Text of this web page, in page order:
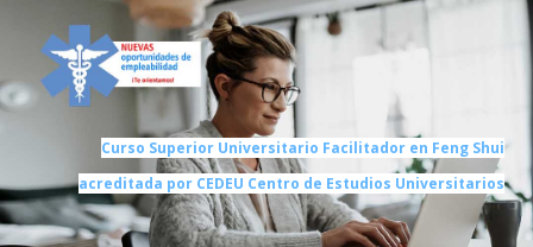
Curso Superior Universitario Facilitador en Feng Shui
acreditada por CEDEU Centro de Estudios Universitarios